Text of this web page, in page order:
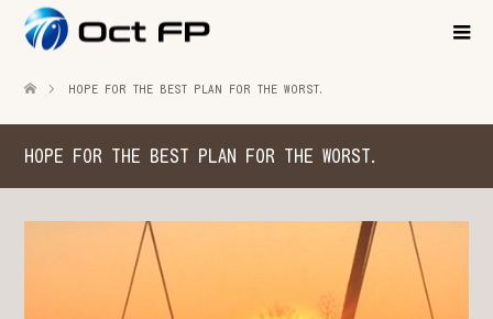
HOPE FOR THE BEST PLAN FOR THE WORST.
HOPE FOR THE BEST PLAN FOR THE WORST.